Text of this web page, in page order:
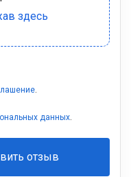
.
данных.
отзыв